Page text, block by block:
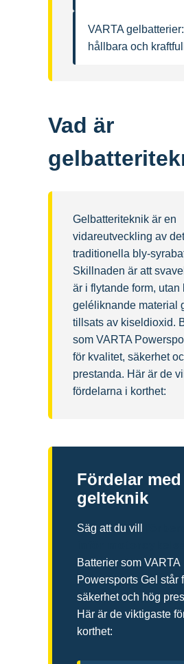
VARTA
hållbara och
Vad är
Gelbatteriteknik är en
vidareutveckling av det
traditionella bly-
Skillnaden är att
är i flytande form, utan
geléliknande material
tillsats av kiseldioxid.
som VARTA
för kvalitet, säkerhet
prestanda. Här är de
fördelarna i korthet:
Fördelar med
gelteknik
Säg att du vill
Batterier som VARTA
Powersports Gel står
säkerhet och hög
Här är de viktigaste
korthet: